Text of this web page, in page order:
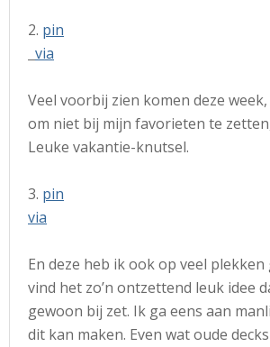
2. pin
via
Veel voorbij zien komen deze
om niet bij mijn favorieten te
Leuke vakantie-knutsel.
3. pin
via
En deze heb ik ook op veel
vind het zo’n ontzettend leuk idee
gewoon bij zet. Ik ga eens aan
dit kan maken. Even wat oude